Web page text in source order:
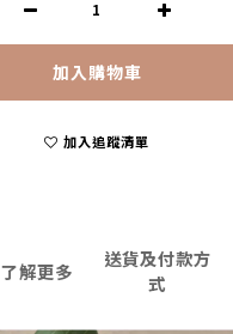
加入購物車
加入追蹤清單
了解更多
送貨及付款方
式